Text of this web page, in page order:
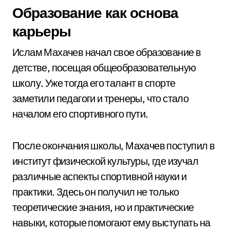
Образование как основа
карьеры
Ислам Махачев начал свое образование в
детстве, посещая общеобразовательную
школу. Уже тогда его талант в спорте
заметили педагоги и тренеры, что стало
началом его спортивного пути.
После окончания школы, Махачев поступил в
институт физической культуры, где изучал
различные аспекты спортивной науки и
практики. Здесь он получил не только
теоретические знания, но и практические
навыки, которые помогают ему выступать на